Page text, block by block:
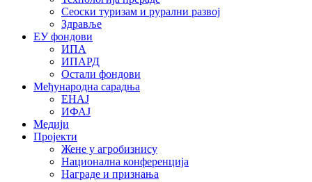
Сеоски туризам и рурални развој
Здравље
ЕУ фондови
ИПА
ИПАРД
Остали фондови
Међународна сарадња
ЕНАЈ
ИФАЈ
Медији
Пројекти
Жене у агробизнису
Национална конференција
Награде и признања